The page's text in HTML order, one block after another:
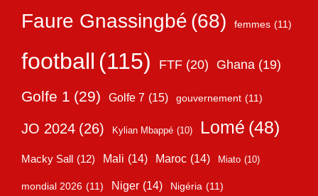
Faure Gnassingbé (68) femmes (11)
football (115) FTF (20) Ghana (19)
Golfe 1 (29) Golfe 7 (15) gouvernement (11)
JO 2024 (26) Kylian Mbappé (10) Lomé (48)
Macky Sall (12) Mali (14) Maroc (14) Miato (10)
mondial 2026 (11) Niger (14) Nigéria (11)